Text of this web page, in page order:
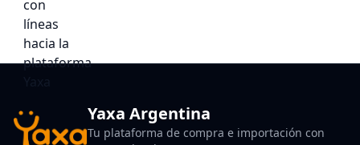
Yaxa Argentina
Tu plataforma de compra e importación con